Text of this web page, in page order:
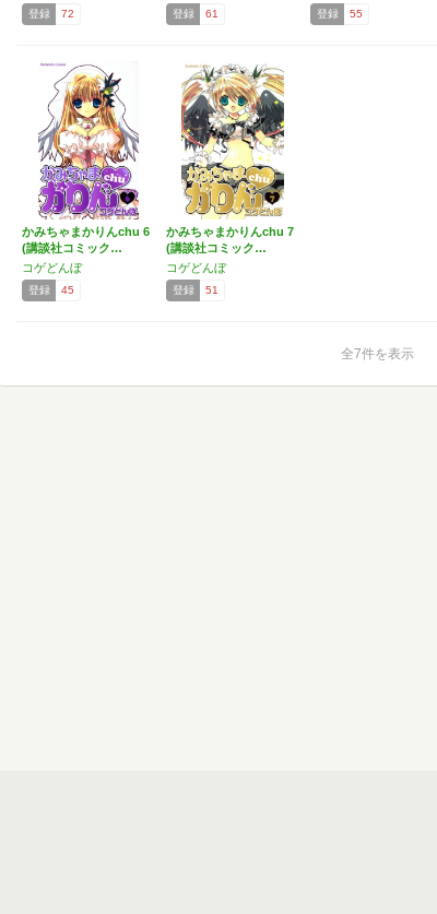
登録 72 登録 61 登録 55
かみちゃまかりんchu 6
(講談社コミック…
コゲどんぼ
登録 45
かみちゃまかりんchu 7
(講談社コミック…
コゲどんぼ
登録 51
全7件を表示